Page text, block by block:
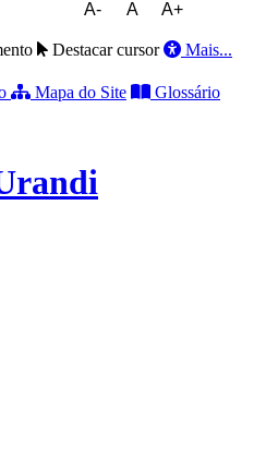
A- A A+
Destacar cursor Mais...
Mapa do Site Glossário